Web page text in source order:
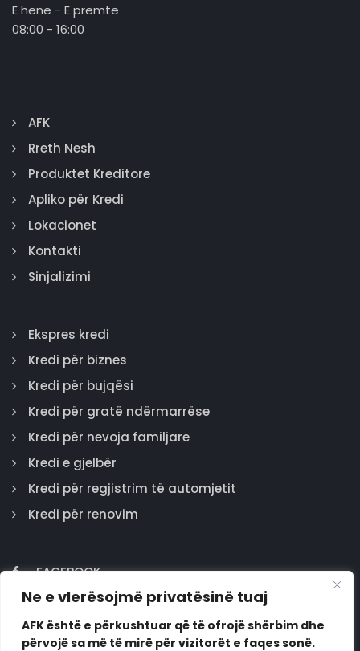
Ne e vlerësojmë privatësinë tuaj
AFK është e përkushtuar që të ofrojë shërbim dhe
përvojë sa më të mirë për vizitorët e faqes sonë.
E hënë - E premte
08:00 - 16:00
AFK
Rreth Nesh
Produktet Kreditore
Apliko për Kredi
Lokacionet
Kontakti
Sinjalizimi
Ekspres kredi
Kredi për biznes
Kredi për bujqësi
Kredi për gratë ndërmarrëse
Kredi për nevoja familjare
Kredi e gjelbër
Kredi për regjistrim të automjetit
Kredi për renovim
FACEBOOK
GOOGLE
INSTAGRAM